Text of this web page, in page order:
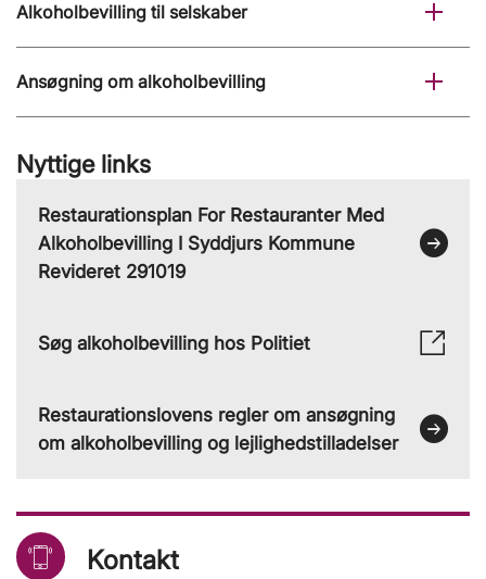
Alkoholbevilling til selskaber
Ansøgning om alkoholbevilling
Nyttige links
Restaurationsplan For Restauranter Med
Alkoholbevilling I Syddjurs Kommune
Revideret 291019
Søg alkoholbevilling hos Politiet
Restaurationslovens regler om ansøgning
om alkoholbevilling og lejlighedstilladelser
Kontakt